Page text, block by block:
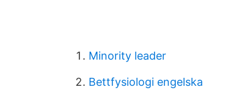
Minority leader
Bettfysiologi engelska